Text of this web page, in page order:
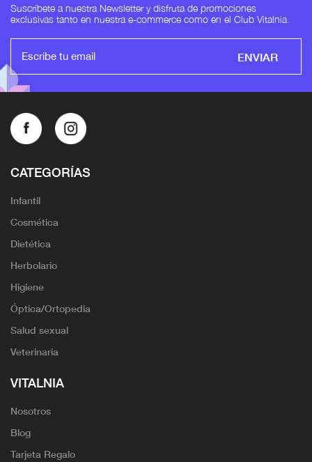
Suscríbete a nuestra Newsletter y disfruta de promociones
exclusivas tanto en nuestra e-commerce como en el Club Vitalnia.
ENVIAR
CATEGORÍAS
Infantil
Cosmética
Dietética
Herbolario
Higiene
Óptica/Ortopedia
Salud sexual
Veterinaria
VITALNIA
Nosotros
Blog
Tarjeta Regalo